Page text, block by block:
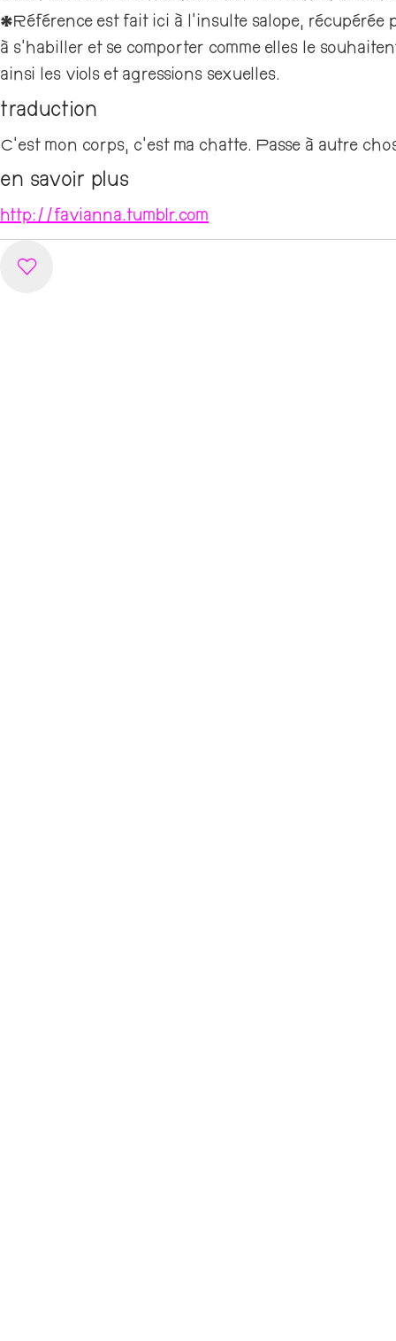
*Référence est fait ici à l’insulte salope,
à s’habiller et se comporter comme elles le
ainsi les viols et agressions sexuelles.
traduction
C’est mon corps, c’est ma chatte. Passe à autre
en savoir plus
http://favianna.tumblr.com